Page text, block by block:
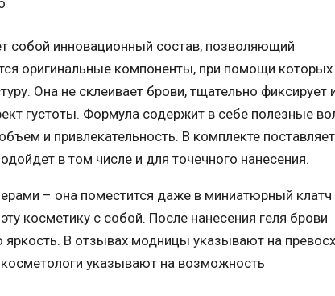
собой инновационный состав, позволяющий
оригинальные компоненты, при помощи которых
Она не склеивает брови, тщательно фиксирует
густоты. Формула содержит в себе полезные
и привлекательность. В комплекте
в том числе и для точечного нанесения.
– она поместится даже в миниатюрный клатч
косметику с собой. После нанесения геля брови
В отзывах модницы указывают на
указывают на возможность